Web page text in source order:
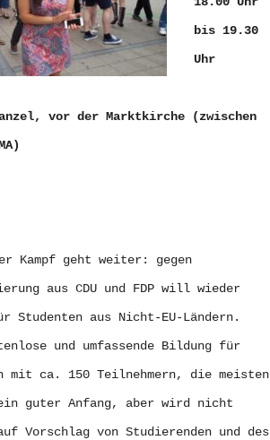
bis 19.30
Uhr
Kampf geht weiter: gegen
aus CDU und FDP will wieder
Studenten aus Nicht-EU-Ländern.
und umfassende Bildung für
mit ca. 150 Teilnehmern, die meisten
guter Anfang, aber wird nicht
Vorschlag von Studierenden und des